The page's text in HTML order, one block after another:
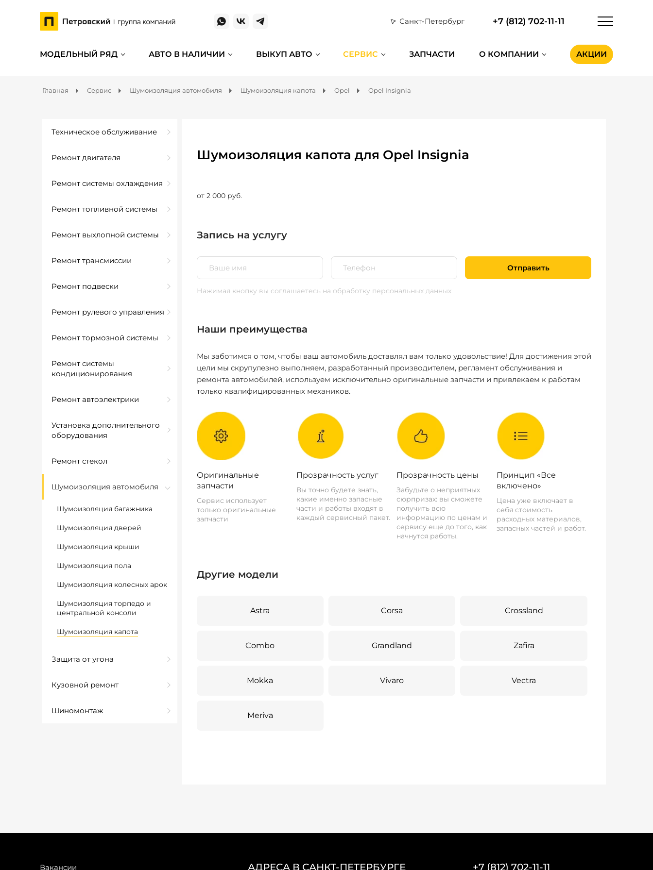
Санкт-Петербург +7 (812) 702-11-11
МОДЕЛЬНЫЙ РЯД АВТО В НАЛИЧИИ ВЫКУП АВТО СЕРВИС ЗАПЧАСТИ О КОМПАНИИ АКЦИИ
Главная Сервис Шумоизоляция автомобиля Шумоизоляция капота Opel Opel Insignia
Техническое обслуживание
Ремонт двигателя
Ремонт системы охлаждения
Ремонт топливной системы
Ремонт выхлопной системы
Ремонт трансмиссии
Ремонт подвески
Ремонт рулевого управления
Ремонт тормозной системы
Ремонт системы
кондиционирования
Ремонт автоэлектрики
Установка дополнительного
оборудования
Ремонт стекол
Шумоизоляция автомобиля
Шумоизоляция багажника
Шумоизоляция дверей
Шумоизоляция крыши
Шумоизоляция пола
Шумоизоляция колесных арок
Шумоизоляция торпедо и
центральной консоли
Шумоизоляция капота
Защита от угона
Кузовной ремонт
Шиномонтаж
Шумоизоляция капота для Opel Insignia
от 2 000 руб.
Запись на услугу
Отправить
Нажимая кнопку вы соглашаетесь на обработку персональных данных
Наши преимущества
Мы заботимся о том, чтобы ваш автомобиль доставлял вам только удовольствие! Для достижения этой
цели мы скрупулезно выполняем, разработанный производителем, регламент обслуживания и
ремонта автомобилей, используем исключительно оригинальные запчасти и привлекаем к работам
только квалифицированных механиков.
Оригинальные
запчасти
Сервис использует
только оригинальные
запчасти
Прозрачность услуг
Вы точно будете знать,
какие именно запасные
части и работы входят в
каждый сервисный пакет.
Прозрачность цены
Забудьте о неприятных
сюрпризах: вы сможете
получить всю
информацию по ценам и
сервису еще до того, как
начнутся работы.
Принцип «Все
включено»
Цена уже включает в
себя стоимость
расходных материалов,
запасных частей и работ.
Другие модели
Astra Corsa Crossland
Combo Grandland Zafira
Mokka Vivaro Vectra
Meriva
Вакансии АДРЕСА В САНКТ-ПЕТЕРБУРГЕ +7 (812) 702-11-11